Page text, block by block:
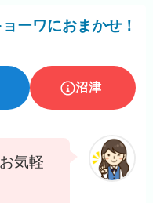
ーワにおまかせ！
沼津
気軽